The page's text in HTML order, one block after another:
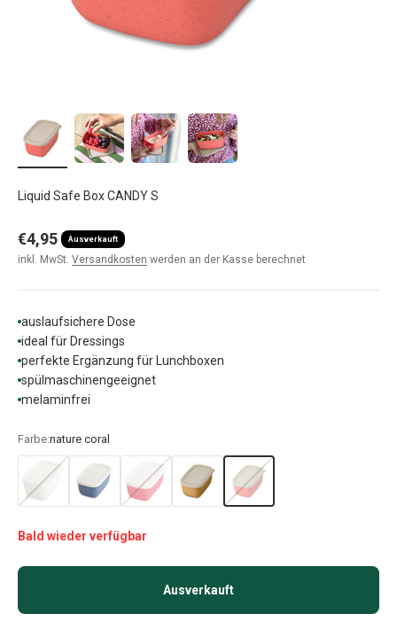
Liquid Safe Box CANDY S
Angebot
€4,95 Ausverkauft
inkl. MwSt. Versandkosten werden an der Kasse berechnet
auslaufsichere Dose
ideal für Dressings
perfekte Ergänzung für Lunchboxen
spülmaschinengeeignet
melaminfrei
Farbe:nature coral
Bald wieder verfügbar
Ausverkauft